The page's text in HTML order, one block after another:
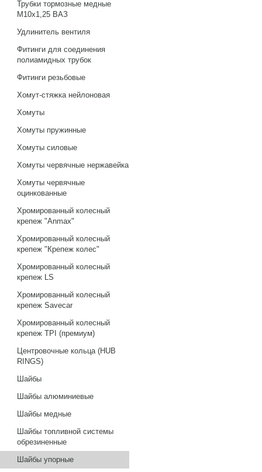
Трубки тормозные медные
М10х1,25 ВАЗ
Удлинитель вентиля
Фитинги для соединения
полиамидных трубок
Фитинги резьбовые
Хомут-стяжка нейлоновая
Хомуты
Хомуты пружинные
Хомуты силовые
Хомуты червячные нержавейка
Хомуты червячные
оцинкованные
Хромированный колесный
крепеж "Anmax"
Хромированный колесный
крепеж "Крепеж колес"
Хромированный колесный
крепеж LS
Хромированный колесный
крепеж Savecar
Хромированный колесный
крепеж TPI (премиум)
Центровочные кольца (HUB
RINGS)
Шайбы
Шайбы алюминиевые
Шайбы медные
Шайбы топливной системы
обрезиненные
Шайбы упорные